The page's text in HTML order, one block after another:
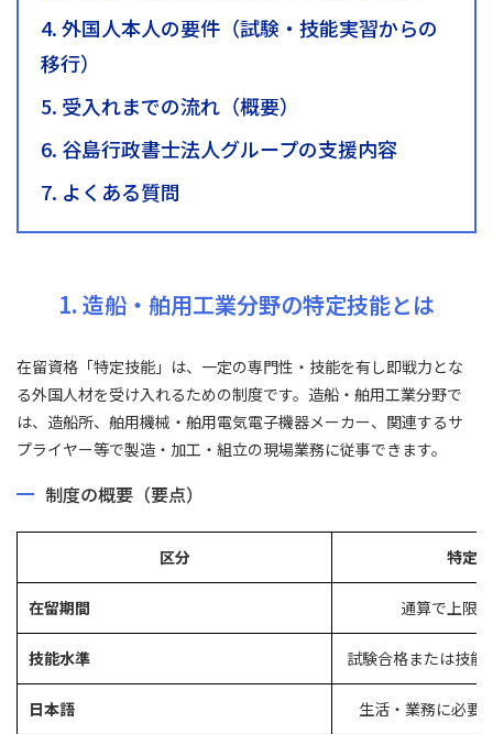
4. 外国人本人の要件（試験・技能実習からの
移行）
5. 受入れまでの流れ（概要）
6. 谷島行政書士法人グループの支援内容
7. よくある質問
1. 造船・舶用工業分野の特定技能とは
在留資格「特定技能」は、一定の専門性・技能を有し即戦力とな
る外国人材を受け入れるための制度です。造船・舶用工業分野で
は、造船所、舶用機械・舶用電気電子機器メーカー、関連するサ
プライヤー等で製造・加工・組立の現場業務に従事できます。
制度の概要（要点）
区分 特定
在留期間 通算で上限5
技能水準 試験合格または技能
日本語 生活・業務に必要